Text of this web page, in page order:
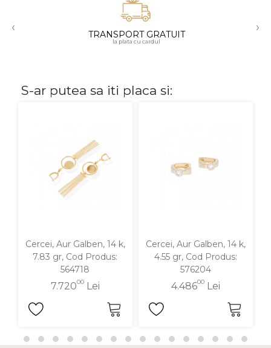
18K
‹ TRANSPORT GRATUIT
la plata cu cardul
›
S-ar putea sa iti placa si:
Cercei, Aur Galben, 14 k,
7.83 gr, Cod Produs:
564718
7.72000Lei
Cercei, Aur Galben, 14 k,
4.55 gr, Cod Produs:
576204
4.48600Lei